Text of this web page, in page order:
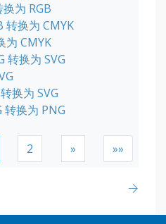
为 RGB
转换为 CMYK
为 CMYK
转换为 SVG
换为 SVG
转换为 PNG
2 » »»